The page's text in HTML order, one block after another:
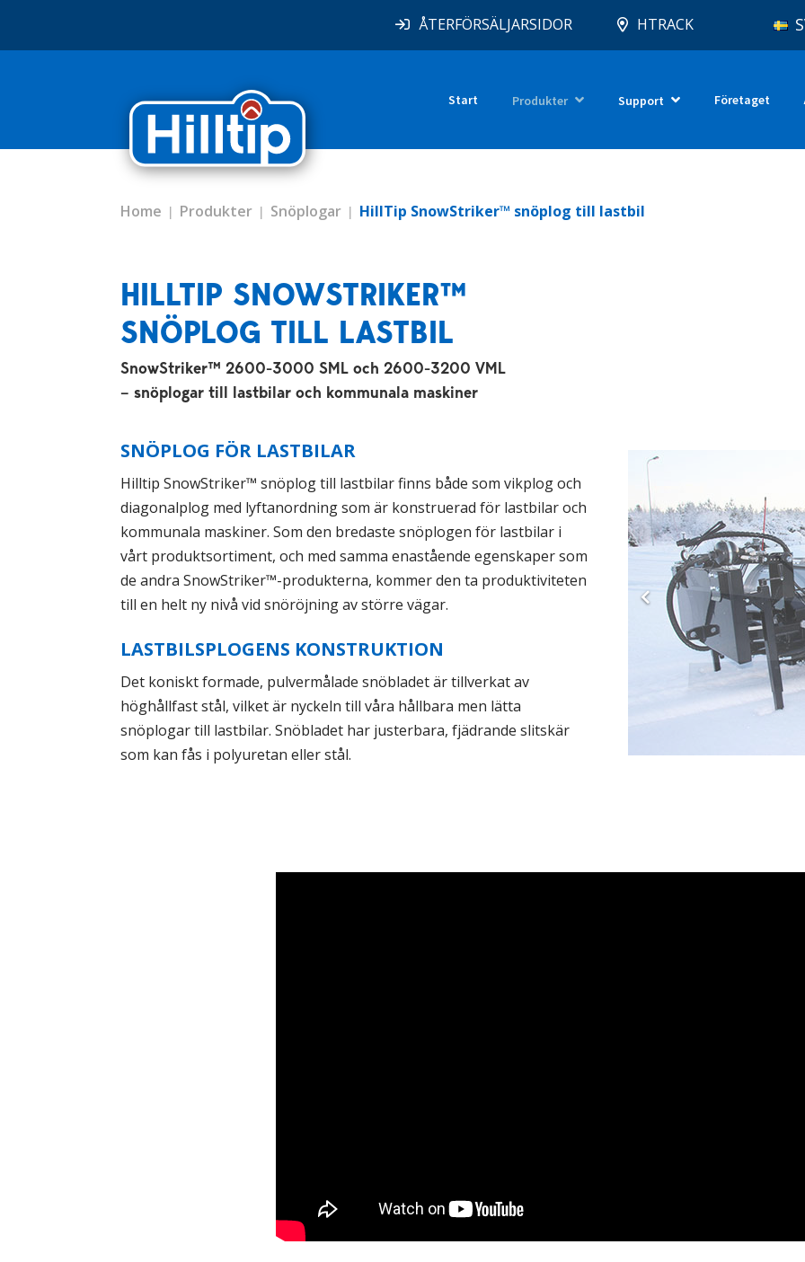
ÅTERFÖRSÄLJARSIDOR HTRACK
Start Produkter Support Företaget
Home Produkter Snöplogar HillTip SnowStriker™ snöplog till lastbil
HILLTIP SNOWSTRIKER™
SNÖPLOG TILL LASTBIL
SnowStriker™ 2600-3000 SML och 2600-3200 VML
– snöplogar till lastbilar och kommunala maskiner
SNÖPLOG FÖR LASTBILAR
Hilltip SnowStriker™ snöplog till lastbilar finns både som vikplog och
diagonalplog med lyftanordning som är konstruerad för lastbilar och
kommunala maskiner. Som den bredaste snöplogen för lastbilar i
vårt produktsortiment, och med samma enastående egenskaper som
de andra SnowStriker™-produkterna, kommer den ta produktiviteten
till en helt ny nivå vid snöröjning av större vägar.
LASTBILSPLOGENS KONSTRUKTION
Det koniskt formade, pulvermålade snöbladet är tillverkat av
höghållfast stål, vilket är nyckeln till våra hållbara men lätta
snöplogar till lastbilar. Snöbladet har justerbara, fjädrande slitskär
som kan fås i polyuretan eller stål.